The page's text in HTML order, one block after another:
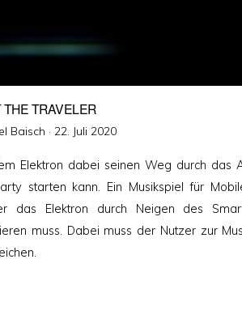
THE TRAVELER
Baisch · Veröffentlicht
22. Juli 2020
Elektron dabei seinen Weg durch das
starten kann. Ein Musikspiel für
das Elektron durch Neigen des
muss. Dabei muss der Nutzer zur